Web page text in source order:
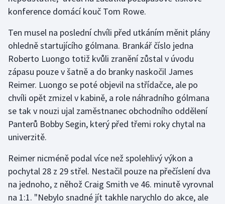
konference domácí kouč Tom Rowe.
Ten musel na poslední chvíli před utkáním měnit plány
ohledně startujícího gólmana. Brankář číslo jedna
Roberto Luongo totiž kvůli zranění zůstal v úvodu
zápasu pouze v šatně a do branky naskočil James
Reimer. Luongo se poté objevil na střídačce, ale po
chvíli opět zmizel v kabině, a role náhradního gólmana
se tak v nouzi ujal zaměstnanec obchodního oddělení
Panterů Bobby Segin, který před třemi roky chytal na
univerzitě.
Reimer nicméně podal více než spolehlivý výkon a
pochytal 28 z 29 střel. Nestačil pouze na přečíslení dva
na jednoho, z něhož Craig Smith ve 46. minutě vyrovnal
na 1:1. "Nebylo snadné jít takhle narychlo do akce, ale